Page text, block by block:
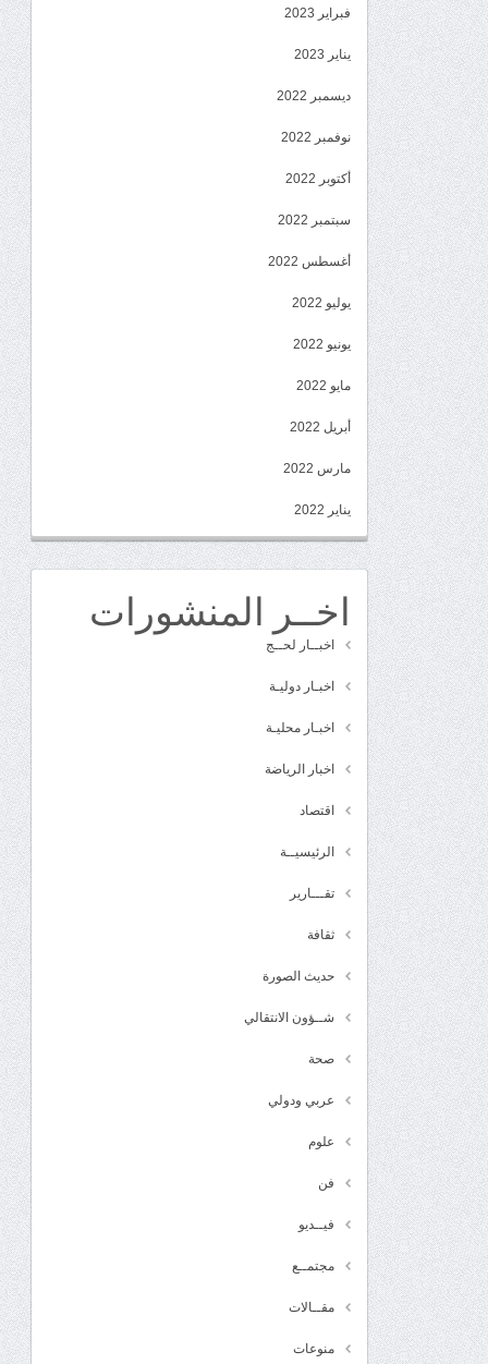
فبراير 2023
يناير 2023
ديسمبر 2022
نوفمبر 2022
أكتوبر 2022
سبتمبر 2022
أغسطس 2022
يوليو 2022
يونيو 2022
مايو 2022
أبريل 2022
مارس 2022
يناير 2022
اخــر المنشورات
اخبــار لحــج
اخبـار دوليـة
اخبـار محليـة
اخبار الرياضة
اقتصاد
الرئيسيــة
تقـــارير
ثقافة
حديث الصورة
شــؤون الانتقالي
صحة
عربي ودولي
علوم
فن
فيــديو
مجتمــع
مقــالات
منوعات